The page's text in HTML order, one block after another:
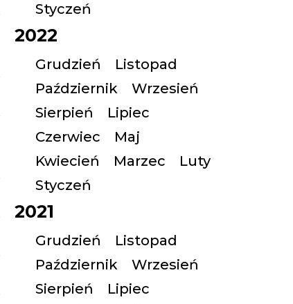
Styczeń
2022
Grudzień
Listopad
Październik
Wrzesień
Sierpień
Lipiec
Czerwiec
Maj
Kwiecień
Marzec
Luty
Styczeń
2021
Grudzień
Listopad
Październik
Wrzesień
Sierpień
Lipiec